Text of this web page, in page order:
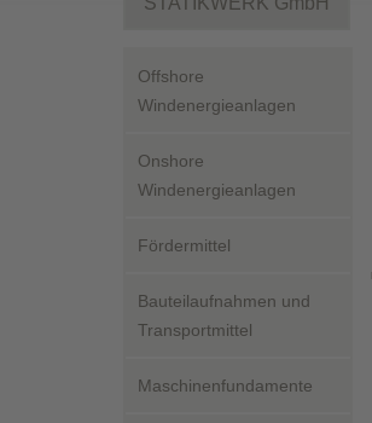
Offshore
Windenergieanlagen
Onshore
Windenergieanlagen
Fördermittel
Bauteilaufnahmen und
Transportmittel
Maschinenfundamente